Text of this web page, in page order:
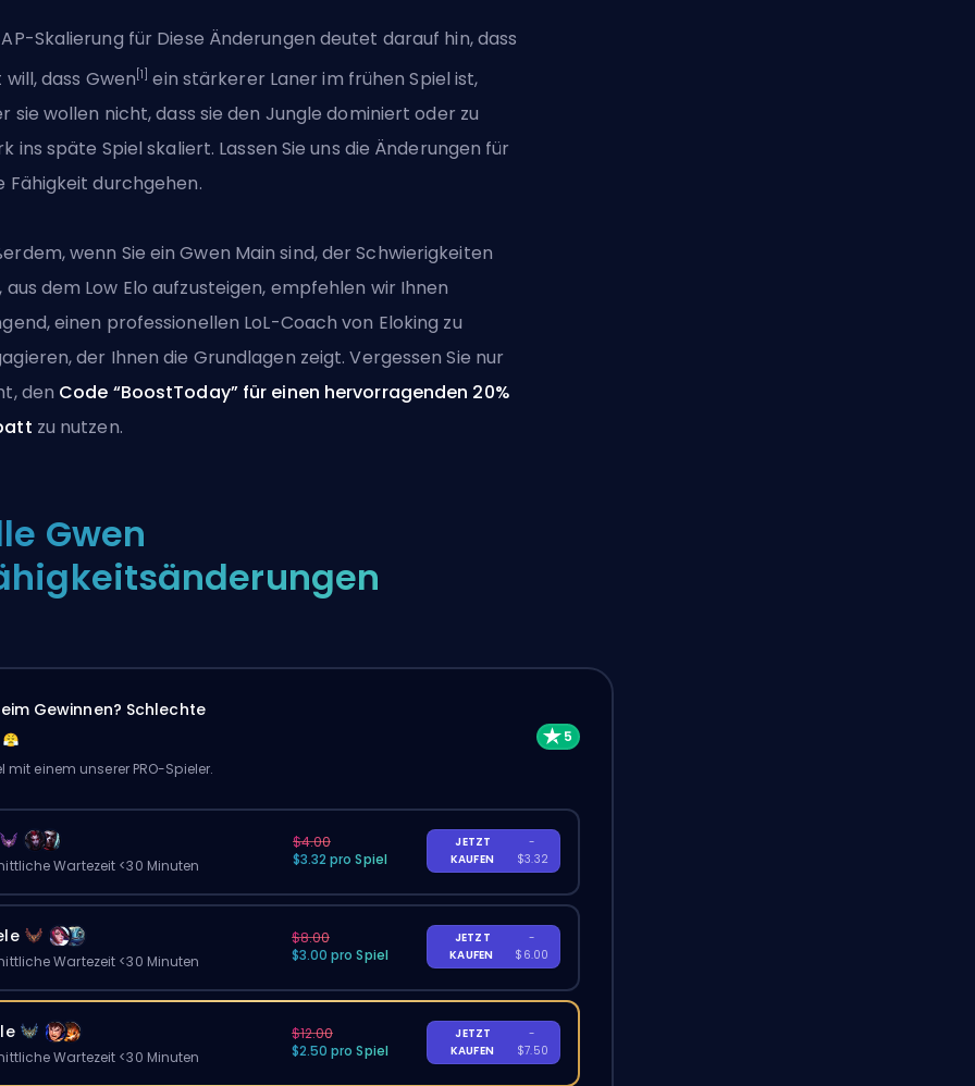
Skalierung für Diese Änderungen deutet darauf hin, dass
will, dass Gwen [1] ein stärkerer Laner im frühen Spiel ist,
sie wollen nicht, dass sie den Jungle dominiert oder zu
ins späte Spiel skaliert. Lassen Sie uns die Änderungen für
Fähigkeit durchgehen.
wenn Sie ein Gwen Main sind, der Schwierigkeiten
aus dem Low Elo aufzusteigen, empfehlen wir Ihnen
einen professionellen LoL-Coach von Eloking zu
, der Ihnen die Grundlagen zeigt. Vergessen Sie nur
den Code “BoostToday” für einen hervorragenden 20%
zu nutzen.
Gwen
Gewinnen? Schlechte
mit einem unserer PRO-Spieler.
Wartezeit <30 Minuten
$4.00
$3.32 pro Spiel
JETZT
KAUFEN
-
$3.32
Wartezeit <30 Minuten
$8.00
$3.00 pro Spiel
JETZT
KAUFEN
-
$6.00
Wartezeit <30 Minuten
$12.00
$2.50 pro Spiel
JETZT
KAUFEN
-
$7.50